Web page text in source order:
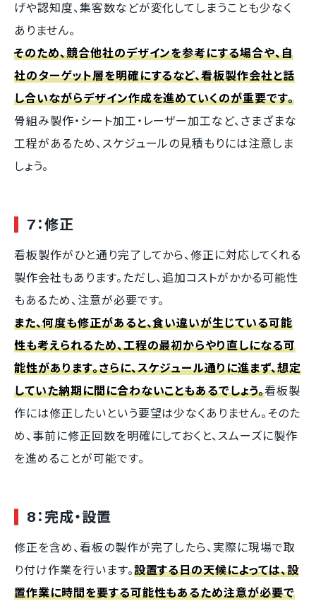
げや認知度、集客数などが変化してしまうことも少なく
ありません。
そのため、競合他社のデザインを参考にする場合や、自
社のターゲット層を明確にするなど、看板製作会社と話
し合いながらデザイン作成を進めていくのが重要です。
骨組み製作・シート加工・レーザー加工など、さまざまな
工程があるため、スケジュールの見積もりには注意しま
しょう。
7：修正
看板製作がひと通り完了してから、修正に対応してくれる
製作会社もあります。ただし、追加コストがかかる可能性
もあるため、注意が必要です。
また、何度も修正があると、食い違いが生じている可能
性も考えられるため、工程の最初からやり直しになる可
能性があります。さらに、スケジュール通りに進まず、想定
していた納期に間に合わないこともあるでしょう。看板製
作には修正したいという要望は少なくありません。そのた
め、事前に修正回数を明確にしておくと、スムーズに製作
を進めることが可能です。
8：完成・設置
修正を含め、看板の製作が完了したら、実際に現場で取
り付け作業を行います。設置する日の天候によっては、設
置作業に時間を要する可能性もあるため注意が必要で